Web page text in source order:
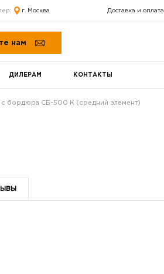
г. Москва Доставка и оплата
нам
ДИЛЕРАМ КОНТАКТЫ
с бордюра СБ-500 К (средний элемент)